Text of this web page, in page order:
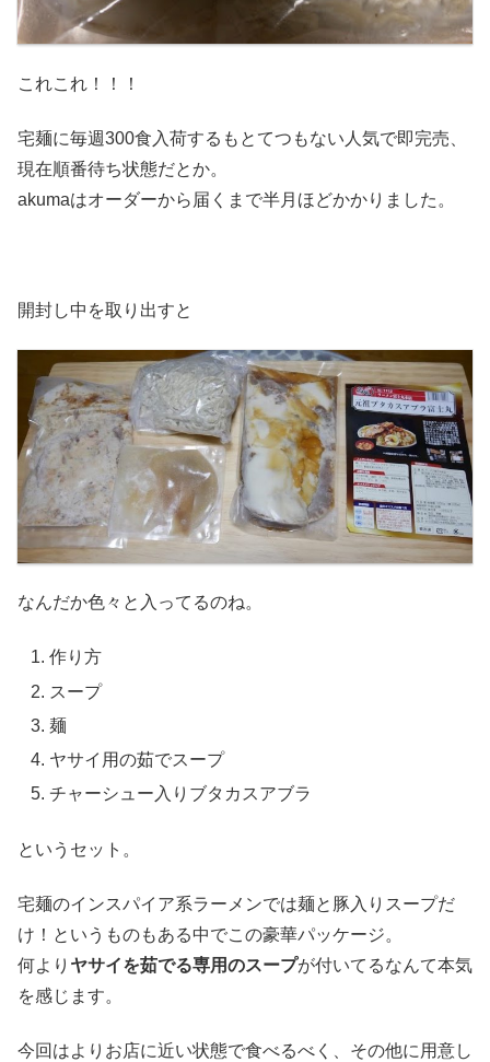
これこれ！！！
宅麺に毎週300食入荷するもとてつもない人気で即完売、
現在順番待ち状態だとか。
akumaはオーダーから届くまで半月ほどかかりました。
開封し中を取り出すと
なんだか色々と入ってるのね。
作り方
スープ
麺
ヤサイ用の茹でスープ
チャーシュー入りブタカスアブラ
というセット。
宅麺のインスパイア系ラーメンでは麺と豚入りスープだ
け！というものもある中でこの豪華パッケージ。
何より ヤサイを茹でる専用のスープが付いてるなんて本気
を感じます。
今回はよりお店に近い状態で食べるべく、その他に用意し